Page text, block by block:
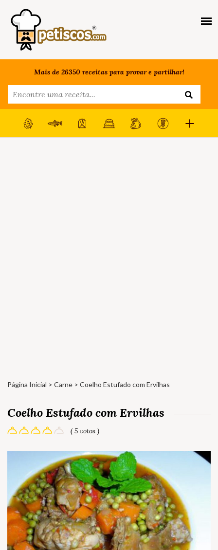
Mais de 26350 receitas para provar e partilhar!
Página Inicial > Carne > Coelho Estufado com Ervilhas
Coelho Estufado com Ervilhas
( 5 votos )